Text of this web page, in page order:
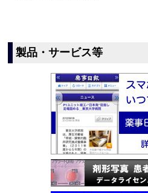
製品・サービス等